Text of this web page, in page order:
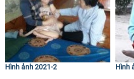
Hình ảnh 2021-2 Hình